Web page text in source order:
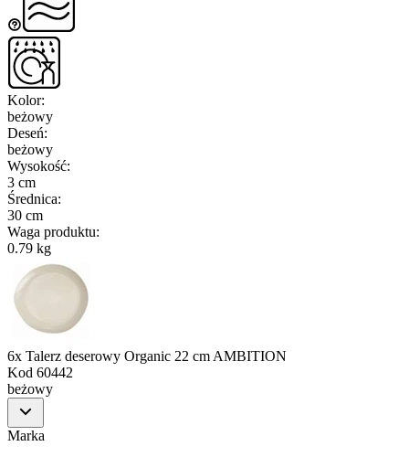
Kolor:
beżowy
Deseń:
beżowy
Wysokość:
3 cm
Średnica:
30 cm
Waga produktu:
0.79 kg
6x Talerz deserowy Organic 22 cm AMBITION
Kod 60442
beżowy
Marka